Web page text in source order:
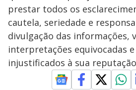
prestar todos os
cautela, seriedade e
divulgação das informações,
interpretações equivocadas
injustificados à sua